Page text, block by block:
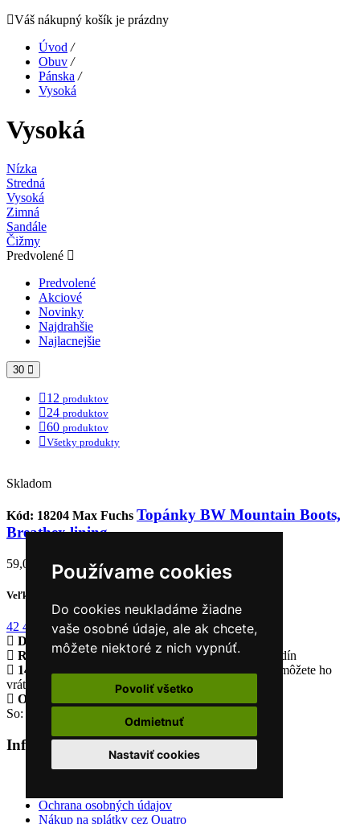
Používame cookies
Do cookies neukladáme žiadne
vaše osobné údaje, ale ak chcete,
môžete niektoré z nich vypnúť.
Povoliť všetko
Odmietnuť
Nastaviť cookies
Váš nákupný košík je prázdny
Úvod /
Obuv /
Pánska /
Vysoká
Vysoká
Nízka
Stredná
Vysoká
Zimná
Sandále
Čižmy
Predvolené
Predvolené
Akciové
Novinky
Najdrahšie
Najlacnejšie
30
12 produktov
24 produktov
60 produktov
Všetky produkty
Skladom
Kód: 18204 Max Fuchs Topánky BW Mountain Boots,
Breathex lining
59,00 €
Veľkosť
42 44
Doprava zadarmo
pri objednávke nad 200€
Rýchle dodanie Tovar skladom odošleme do 48 hodín
14 Dní na vrátenie tovaru
Ak nebude vyhovovať, môžete ho
vrátiť
Otvorené celý týždeň
So: 9:00 - 12:00
Informácie+
Ochrana osobných údajov
Nákup na splátky cez Quatro